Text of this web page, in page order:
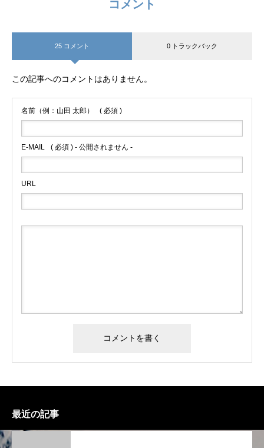
コメント
25 コメント 0 トラックバック
この記事へのコメントはありません。
名前（例：山田 太郎） ( 必須 )
E-MAIL ( 必須 ) - 公開されません -
URL
最近の記事